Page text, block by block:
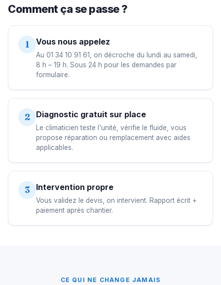
Comment ça se passe ?
1 Vous nous appelez
Au 01 34 10 91 61, on décroche du lundi au samedi,
8 h – 19 h. Sous 24 h pour les demandes par
formulaire.
2 Diagnostic gratuit sur place
Le climaticien teste l'unité, vérifie le fluide, vous
propose réparation ou remplacement avec aides
applicables.
3 Intervention propre
Vous validez le devis, on intervient. Rapport écrit +
paiement après chantier.
CE QUI NE CHANGE JAMAIS